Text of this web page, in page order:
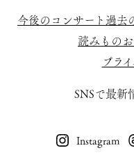
今後のコンサート 過去
読みもの
プラ
SNSで最新
Instagram